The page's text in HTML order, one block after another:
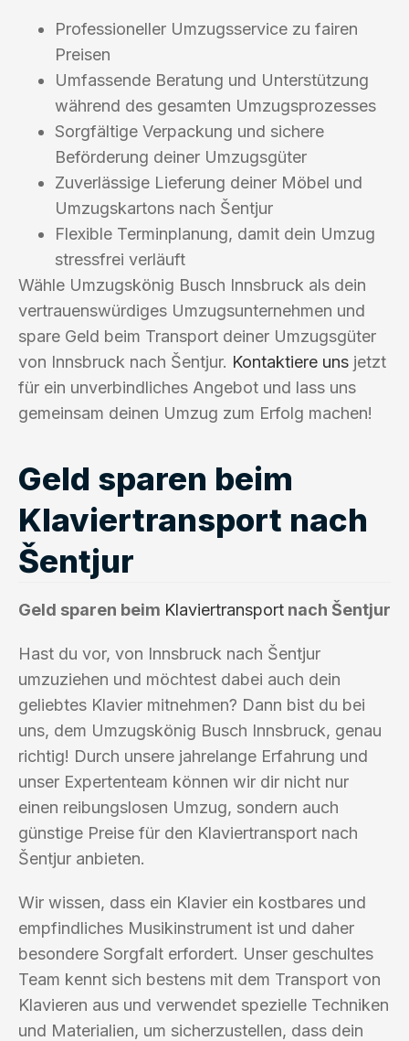
Professioneller Umzugsservice zu fairen
Preisen
Umfassende Beratung und Unterstützung
während des gesamten Umzugsprozesses
Sorgfältige Verpackung und sichere
Beförderung deiner Umzugsgüter
Zuverlässige Lieferung deiner Möbel und
Umzugskartons nach Šentjur
Flexible Terminplanung, damit dein Umzug
stressfrei verläuft
Wähle Umzugskönig Busch Innsbruck als dein
vertrauenswürdiges Umzugsunternehmen und
spare Geld beim Transport deiner Umzugsgüter
von Innsbruck nach Šentjur. Kontaktiere uns jetzt
für ein unverbindliches Angebot und lass uns
gemeinsam deinen Umzug zum Erfolg machen!
Geld sparen beim
Klaviertransport nach
Šentjur
Geld sparen beim Klaviertransport nach Šentjur
Hast du vor, von Innsbruck nach Šentjur
umzuziehen und möchtest dabei auch dein
geliebtes Klavier mitnehmen? Dann bist du bei
uns, dem Umzugskönig Busch Innsbruck, genau
richtig! Durch unsere jahrelange Erfahrung und
unser Expertenteam können wir dir nicht nur
einen reibungslosen Umzug, sondern auch
günstige Preise für den Klaviertransport nach
Šentjur anbieten.
Wir wissen, dass ein Klavier ein kostbares und
empfindliches Musikinstrument ist und daher
besondere Sorgfalt erfordert. Unser geschultes
Team kennt sich bestens mit dem Transport von
Klavieren aus und verwendet spezielle Techniken
und Materialien, um sicherzustellen, dass dein